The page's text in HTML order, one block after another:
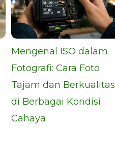
Mengenal ISO dalam
Fotografi: Cara Foto
Tajam dan Berkualitas
di Berbagai Kondisi
Cahaya